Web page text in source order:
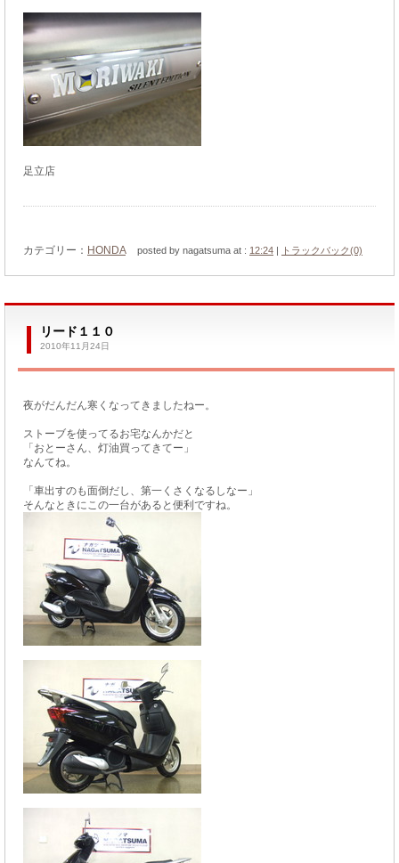
足立店
カテゴリー： HONDA posted by nagatsuma at : 12:24 | トラックバック(0)
リード１１０
2010年11月24日
夜がだんだん寒くなってきましたねー。
ストーブを使ってるお宅なんかだと
「おとーさん、灯油買ってきてー」
なんてね。
「車出すのも面倒だし、第一くさくなるしなー」
そんなときにこの一台があると便利ですね。